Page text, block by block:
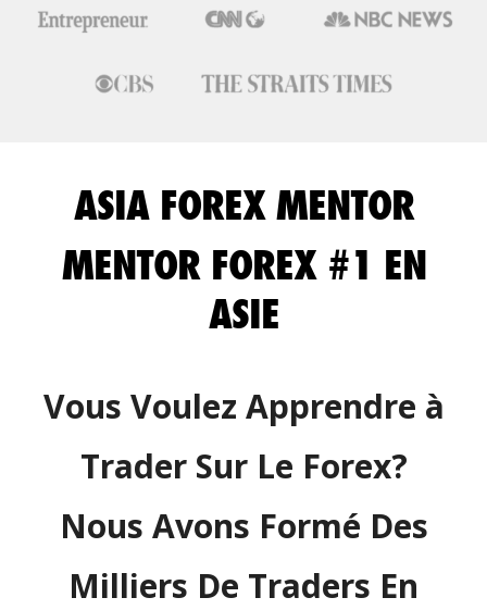
ASIA FOREX MENTOR
MENTOR FOREX #1 EN
ASIE
Vous Voulez Apprendre à
Trader Sur Le Forex?
Nous Avons Formé Des
Milliers De Traders En